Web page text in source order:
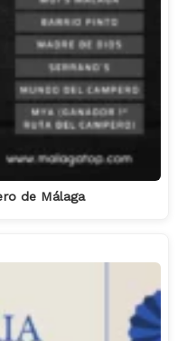
de Málaga